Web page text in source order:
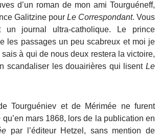
d’un roman de mon ami Tourguéneff,
Galitzine pour Le Correspondant. Vous
un journal ultra-catholique. Le prince
les passages un peu scabreux et moi je
sais à qui de nous deux restera la victoire,
scandaliser les douairières qui lisent Le
Tourguéniev et de Mérimée ne furent
mars 1868, lors de la publication en
par l’éditeur Hetzel, sans mention de